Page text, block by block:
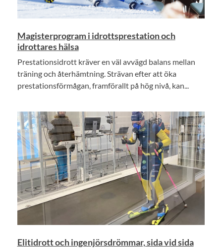
Magisterprogram i idrottsprestation och
idrottares hälsa
Prestationsidrott kräver en väl avvägd balans mellan
träning och återhämtning. Strävan efter att öka
prestationsförmågan, framförallt på hög nivå, kan...
Elitidrott och ingenjörsdrömmar, sida vid sida